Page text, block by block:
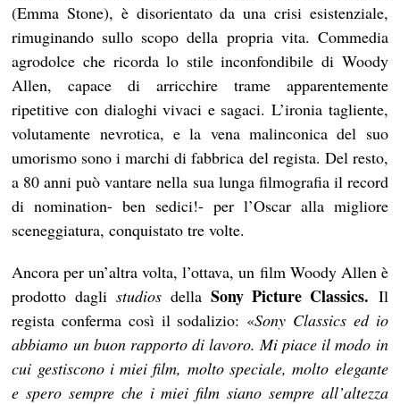
(Emma Stone), è disorientato da una crisi esistenziale,
rimuginando sullo scopo della propria vita. Commedia
agrodolce che ricorda lo stile inconfondibile di Woody
Allen, capace di arricchire trame apparentemente
ripetitive con dialoghi vivaci e sagaci. L’ironia tagliente,
volutamente nevrotica, e la vena malinconica del suo
umorismo sono i marchi di fabbrica del regista. Del resto,
a 80 anni può vantare nella sua lunga filmografia il record
di nomination- ben sedici!- per l’Oscar alla migliore
sceneggiatura, conquistato tre volte.
Ancora per un’altra volta, l’ottava, un film Woody Allen è
prodotto daglistudiosdella Sony Picture Classics. Il
regista conferma così il sodalizio: «Sony Classics ed io
abbiamo un buon rapporto di lavoro. Mi piace il modo in
cui gestiscono i miei film, molto speciale, molto elegante
e spero sempre che i miei film siano sempre all’altezza